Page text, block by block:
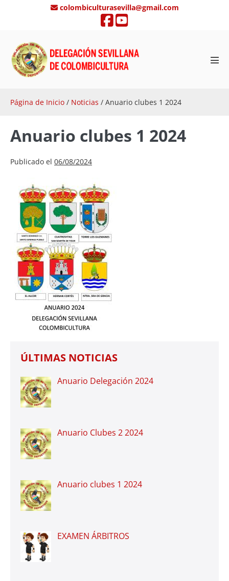
colombiculturasevilla@gmail.com
Página de Inicio / Noticias / Anuario clubes 1 2024
Anuario clubes 1 2024
Publicado el 06/08/2024
ÚLTIMAS NOTICIAS
Anuario Delegación 2024
Anuario Clubes 2 2024
Anuario clubes 1 2024
EXAMEN ÁRBITROS